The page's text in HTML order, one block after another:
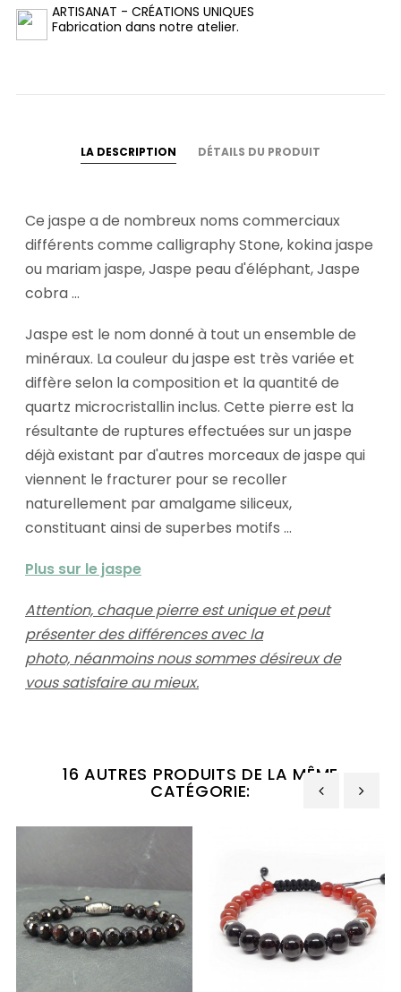
ARTISANAT - CRÉATIONS UNIQUES
Fabrication dans notre atelier.
LA DESCRIPTION DÉTAILS DU PRODUIT
Ce jaspe a de nombreux noms commerciaux
différents comme calligraphy Stone, kokina jaspe
ou mariam jaspe, Jaspe peau d'éléphant, Jaspe
cobra ...
Jaspe est le nom donné à tout un ensemble de
minéraux. La couleur du jaspe est très variée et
diffère selon la composition et la quantité de
quartz microcristallin inclus. Cette pierre est la
résultante de ruptures effectuées sur un jaspe
déjà existant par d'autres morceaux de jaspe qui
viennent le fracturer pour se recoller
naturellement par amalgame siliceux,
constituant ainsi de superbes motifs ...
Plus sur le jaspe
Attention, chaque pierre est unique et peut
présenter des différences avec la
photo, néanmoins nous sommes désireux de
vous satisfaire au mieux.
16 AUTRES PRODUITS DE LA MÊME
CATÉGORIE: